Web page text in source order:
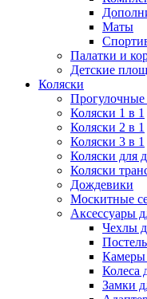
Маты
Палатки и
Детские
Коляски
Прогулочные
Коляски 1 в 1
Коляски 2 в 1
Коляски 3 в 1
Коляски для
Коляски
Дождевики
Москитные
Аксессуары
Чехлы
Камеры
Колеса
Замки